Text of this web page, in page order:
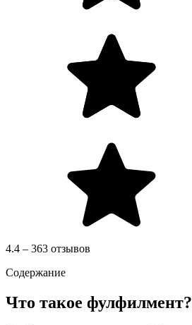
4.4 – 363 отзывов
Содержание
Что такое фулфилмент?